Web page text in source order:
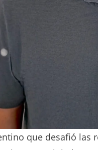
que desafió las